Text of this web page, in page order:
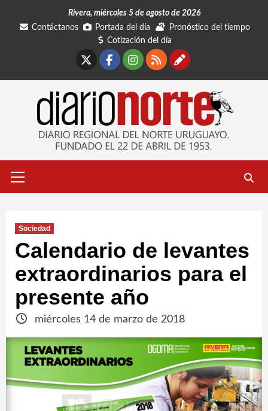
Rivera, miércoles 5 de agosto de 2026
Contáctanos
Portada del día
Pronóstico del tiempo
Cotización del día
Facebook
Instagram
RSSContáctanos
primario
Sociedad
Calendario de levantes
extraordinarios para el
presente año
miércoles 14 de marzo de 2018